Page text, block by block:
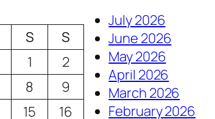
S
S
1
2
8
9
15 16
July 2026
June 2026
May 2026
April 2026
March 2026
February 2026